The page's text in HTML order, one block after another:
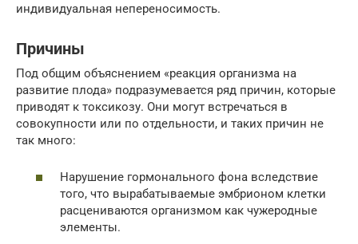
индивидуальная непереносимость.
Причины
Под общим объяснением «реакция организма на
развитие плода» подразумевается ряд причин, которые
приводят к токсикозу. Они могут встречаться в
совокупности или по отдельности, и таких причин не
так много:
Нарушение гормонального фона вследствие
того, что вырабатываемые эмбрионом клетки
расцениваются организмом как чужеродные
элементы.